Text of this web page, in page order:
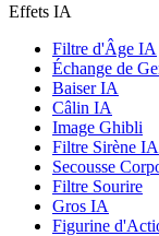
Effets IA
Filtre d'Âge IA
Échange de
Baiser IA
Câlin IA
Image Ghibli
Filtre Sirène IA
Secousse
Filtre Sourire
Gros IA
Figurine